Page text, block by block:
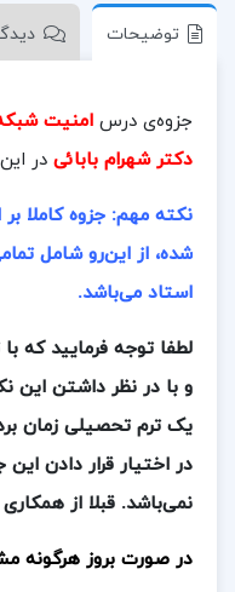
توضیحات
جزوه‌ی درس امنیت
دکتر شهرام بابائی در
نکته مهم: جزوه کاملا
شده، از این‌رو شامل
استاد می‌باشد.
لطفا توجه فرمایید که
و با در نظر داشتن این
یک ترم تحصیلی زمان
در اختیار قرار دادن
نمی‌باشد. قبلا از
در صورت بروز هرگونه